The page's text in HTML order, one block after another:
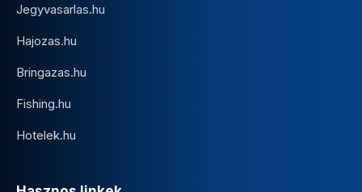
Jegyvasarlas.hu
Hajozas.hu
Bringazas.hu
Fishing.hu
Hotelek.hu